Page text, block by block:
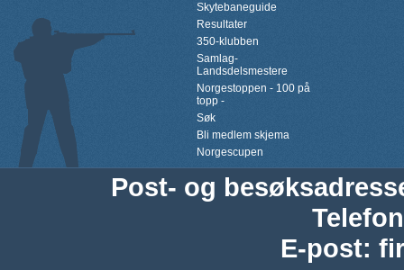
Skytebaneguide
Resultater
350-klubben
Samlag-
Landsdelsmestere
Norgestoppen - 100 på
topp -
Søk
Bli medlem skjema
Norgescupen
Post- og
Telefon
E-post: